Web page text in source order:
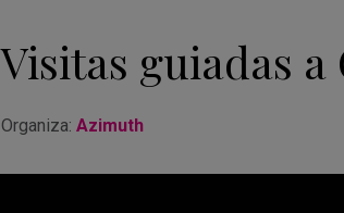
Visitas guiadas a
Organiza: Azimuth